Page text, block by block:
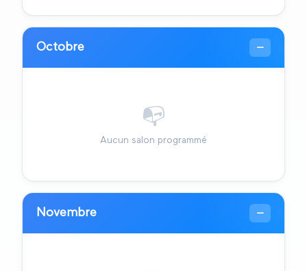
Octobre —
📭
Aucun salon programmé
Novembre —